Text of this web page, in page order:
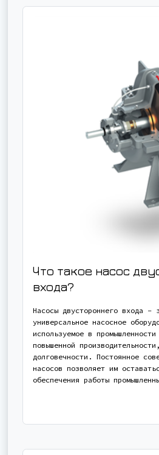
Что такое насос
входа?
Насосы двустороннего входа -
универсальное насосное
используемое в
повышенной
долговечности. Постоянное
насосов позволяет им
обеспечения работы